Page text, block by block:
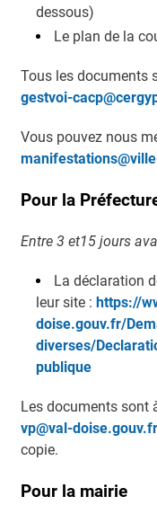
dessous)
Le plan de la
Tous les documents
gestvoi-
Vous pouvez nous
Pour la
Entre 3 et15 jours
La déclaration
leur site : https://
doise.gouv.fr/
diverses/
publique
Les documents sont
vp@val-doise.gouv.fr
copie.
Pour la mairie